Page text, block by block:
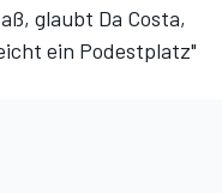
glaubt Da Costa,
ein Podestplatz"